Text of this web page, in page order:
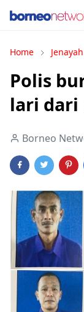
Home Jenayah
Polis
lari dari
Borneo